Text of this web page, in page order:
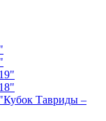
Тавриды –